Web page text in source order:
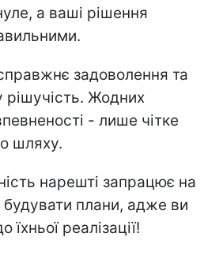
а ваші рішення
задоволення та
рішучість. Жодних
- лише чітке
шляху.
нарешті запрацює на
будувати плани, адже ви
реалізації!